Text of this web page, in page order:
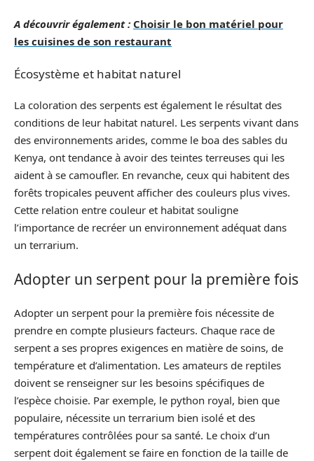
A découvrir également : Choisir le bon matériel pour
les cuisines de son restaurant
Écosystème et habitat naturel
La coloration des serpents est également le résultat des
conditions de leur habitat naturel. Les serpents vivant dans
des environnements arides, comme le boa des sables du
Kenya, ont tendance à avoir des teintes terreuses qui les
aident à se camoufler. En revanche, ceux qui habitent des
forêts tropicales peuvent afficher des couleurs plus vives.
Cette relation entre couleur et habitat souligne
l’importance de recréer un environnement adéquat dans
un terrarium.
Adopter un serpent pour la première fois
Adopter un serpent pour la première fois nécessite de
prendre en compte plusieurs facteurs. Chaque race de
serpent a ses propres exigences en matière de soins, de
température et d’alimentation. Les amateurs de reptiles
doivent se renseigner sur les besoins spécifiques de
l’espèce choisie. Par exemple, le python royal, bien que
populaire, nécessite un terrarium bien isolé et des
températures contrôlées pour sa santé. Le choix d’un
serpent doit également se faire en fonction de la taille de